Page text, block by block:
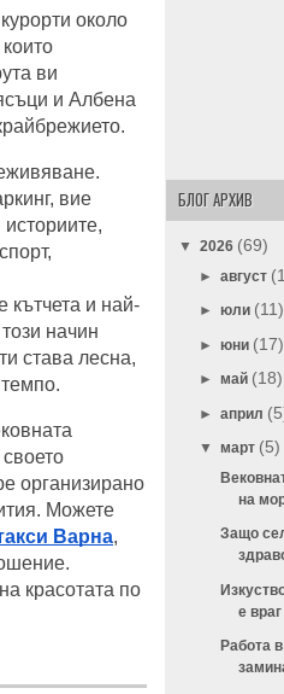
около
ви
и Албена
вие
кътчета и най-
начин
става лесна,
организирано
Можете
Варна,
красотата по
БЛОГ АРХИВ
▼ 2026 (69)
► август
► юли (11)
► юни (17)
► май (18)
► април
▼ март (5)
на
Защо
е враг
Работа